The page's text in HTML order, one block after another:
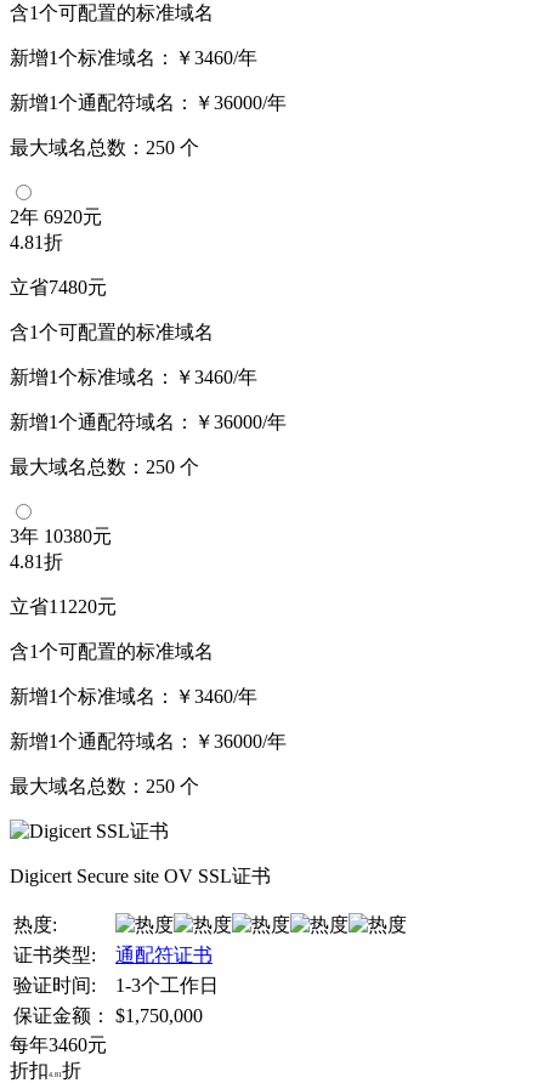
含1个可配置的标准域名
新增1个标准域名： ￥3460/年
新增1个通配符域名： ￥36000/年
最大域名总数： 250 个
2年 6920元
4.81折
立省7480元
含1个可配置的标准域名
新增1个标准域名： ￥3460/年
新增1个通配符域名： ￥36000/年
最大域名总数： 250 个
3年 10380元
4.81折
立省11220元
含1个可配置的标准域名
新增1个标准域名： ￥3460/年
新增1个通配符域名： ￥36000/年
最大域名总数： 250 个
Digicert Secure site OV SSL证书
热度:
证书类型:
通配符证书
验证时间:
1-3个工作日
保证金额：
$1,750,000
每年3460元
折扣4.81折